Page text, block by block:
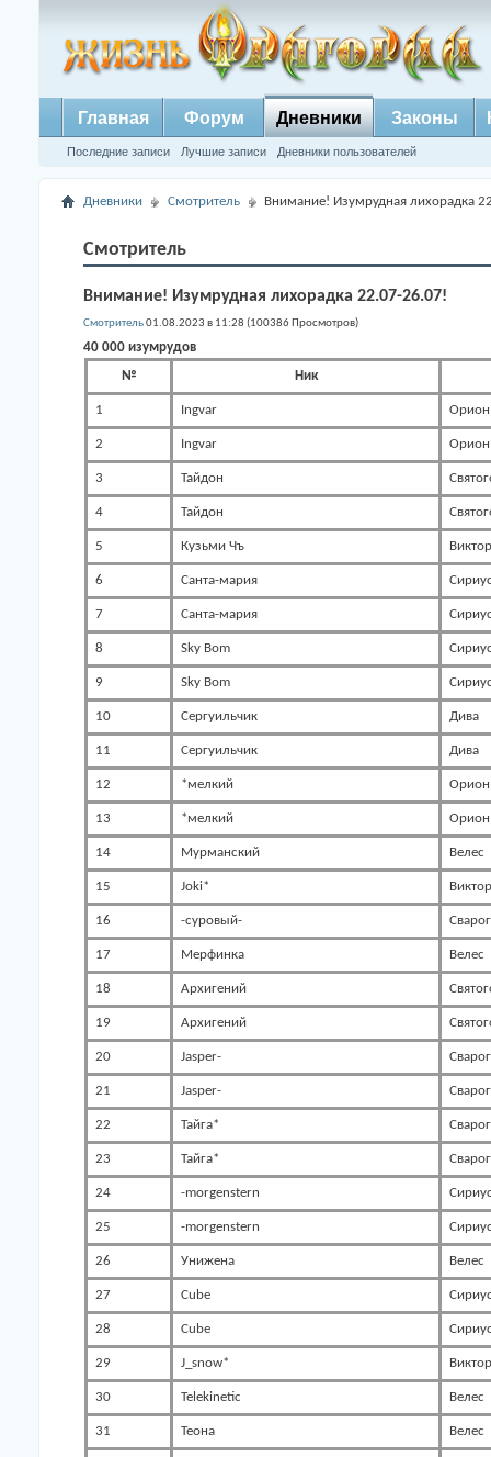
Главная Форум Дневники
Последние записи Лучшие записи Дневники пользователей
Законы
Дневники Смотритель Внимание! Изумрудная лихорадка
Смотритель
Внимание! Изумрудная лихорадка 22.07-26.07!
Смотритель01.08.2023 в 11:28 (100386 Просмотров)
40 000 изумрудов
№
Ник
1 Ingvar Орион
2 Ingvar Орион
3 Тайдон
4 Тайдон
5 Кузьми Чъ
6 Санта-мария Сириус
7 Санта-мария Сириус
8 Sky Bom Сириус
9 Sky Bom Сириус
10 Сергуильчик Дива
11 Сергуильчик Дива
12 *мелкий Орион
13 *мелкий Орион
14 Мурманский Велес
15 Joki*
16 -суровый- Сварог
17 Мерфинка Велес
18 Архигений
19 Архигений
20 Jasper- Сварог
21 Jasper- Сварог
22 Тайга* Сварог
23 Тайга* Сварог
24 -morgenstern Сириус
25 -morgenstern Сириус
26 Унижена Велес
27 Cube Сириус
28 Cube Сириус
29 J_snow*
30 Telekinetic Велес
31 Теона Велес